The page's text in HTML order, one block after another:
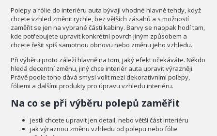
Polepy a fólie do interiéru auta bývají vhodné hlavně tehdy, když
chcete vzhled změnit rychle, bez větších zásahů a s možností
zaměřit se jen na vybrané části kabiny. Barvy se naopak hodí tam,
kde potřebujete upravit konkrétní povrch jiným způsobem a
chcete řešit spíš samotnou obnovu nebo změnu jeho vzhledu.
Při výběru proto záleží hlavně na tom, jaký efekt očekáváte. Někdo
hledá decentní změnu, jiný chce interiér auta upravit výrazněji.
Právě podle toho dává smysl volit mezi dekorativními polepy,
fóliemi a dalšími produkty pro úpravu vzhledu interiéru.
Na co se při výběru polepů zaměřit
jestli chcete upravit jen detail, nebo větší část interiéru
jak výraznou změnu vzhledu od polepu nebo fólie